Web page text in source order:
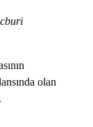
olan